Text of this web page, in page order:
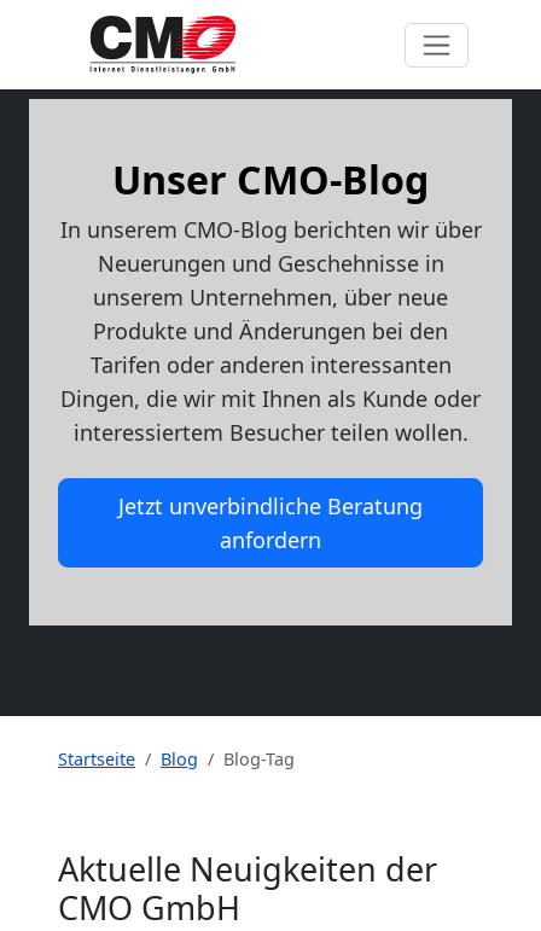
Unser CMO-Blog
In unserem CMO-Blog berichten wir über
Neuerungen und Geschehnisse in
unserem Unternehmen, über neue
Produkte und Änderungen bei den
Tarifen oder anderen interessanten
Dingen, die wir mit Ihnen als Kunde oder
interessiertem Besucher teilen wollen.
Jetzt unverbindliche Beratung
anfordern
Startseite Blog Blog-Tag
Aktuelle Neuigkeiten der
CMO GmbH